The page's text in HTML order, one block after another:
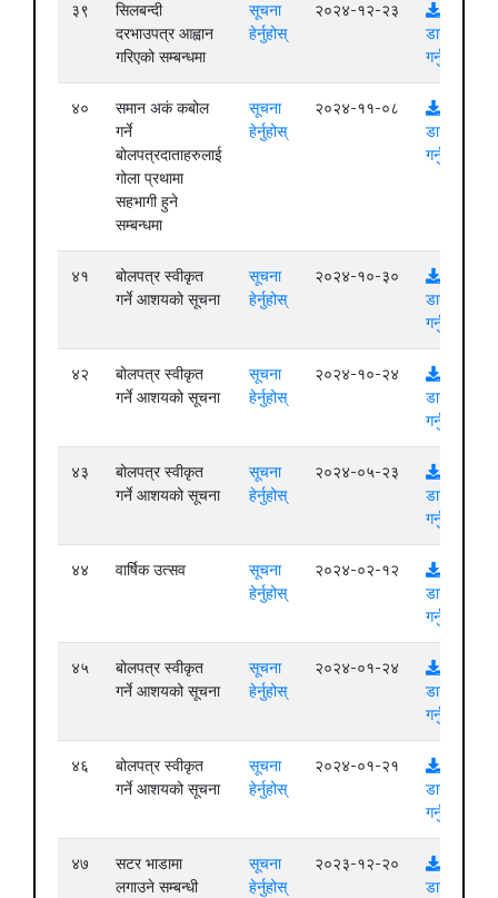
३९
सिलबन्दी
दरभाउपत्र आह्वान
गरिएको सम्बन्धमा
सूचना
हेर्नुहोस्
२०२४-१२-२३
डाउनलोड
गर्नुहोस्
४०
समान अकं कबोल
गर्ने
बोलपत्रदाताहरुलाई
गोला प्रथामा
सहभागी हुने
सम्बन्धमा
सूचना
हेर्नुहोस्
२०२४-११-०८
डाउनलोड
गर्नुहोस्
४१
बोलपत्र स्वीकृत
गर्ने आशयको सूचना
सूचना
हेर्नुहोस्
२०२४-१०-३०
डाउनलोड
गर्नुहोस्
४२
बोलपत्र स्वीकृत
गर्ने आशयको सूचना
सूचना
हेर्नुहोस्
२०२४-१०-२४
डाउनलोड
गर्नुहोस्
४३
बोलपत्र स्वीकृत
गर्ने आशयको सूचना
सूचना
हेर्नुहोस्
२०२४-०५-२३
डाउनलोड
गर्नुहोस्
४४ वार्षिक उत्सव
सूचना
हेर्नुहोस्
२०२४-०२-१२
डाउनलोड
गर्नुहोस्
४५
बोलपत्र स्वीकृत
गर्ने आशयको सूचना
सूचना
हेर्नुहोस्
२०२४-०१-२४
डाउनलोड
गर्नुहोस्
४६
बोलपत्र स्वीकृत
गर्ने आशयको सूचना
सूचना
हेर्नुहोस्
२०२४-०१-२१
डाउनलोड
गर्नुहोस्
४७
सटर भाडामा
लगाउने सम्बन्धी
सूचना
हेर्नुहोस्
२०२३-१२-२०
डाउनलोड